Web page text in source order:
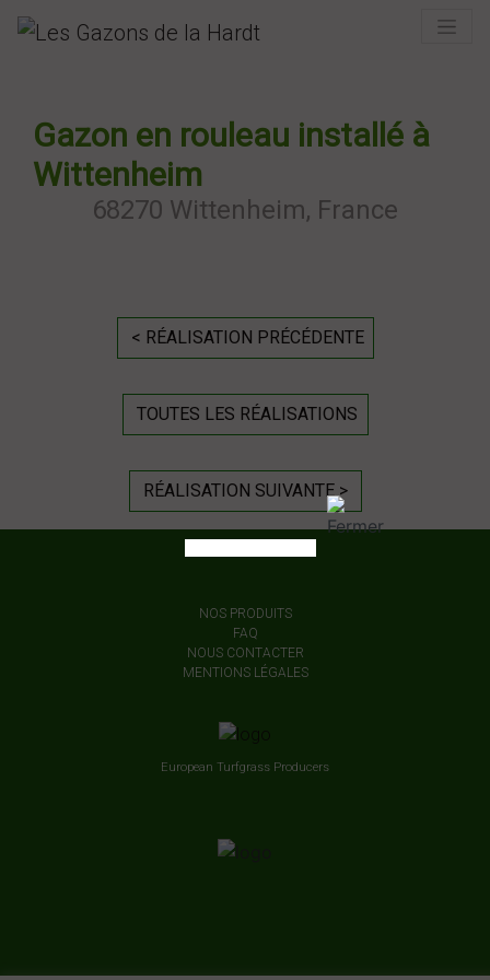
Gazon en rouleau installé à
Wittenheim
68270 Wittenheim, France
< RÉALISATION PRÉCÉDENTE
TOUTES LES RÉALISATIONS
RÉALISATION SUIVANTE >
NOS PRODUITS
FAQ
NOUS CONTACTER
MENTIONS LÉGALES
European Turfgrass Producers